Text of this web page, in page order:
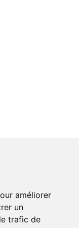
améliorer
un
trafic de